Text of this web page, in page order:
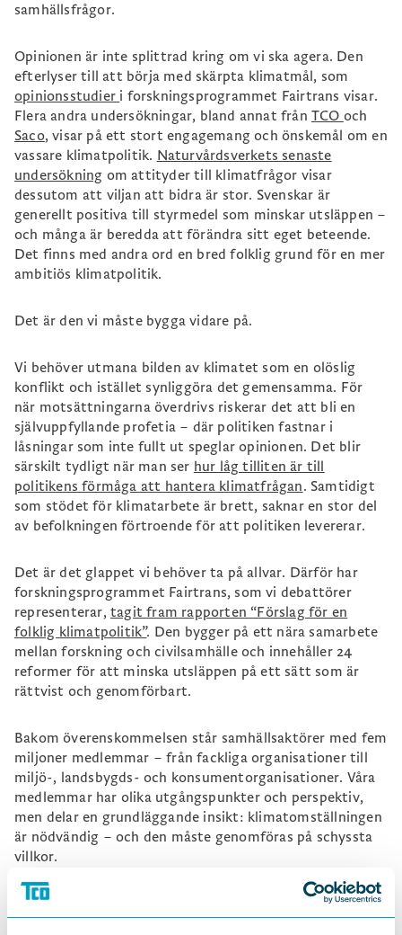
samhällsfrågor.
Opinionen är inte splittrad kring om vi ska agera. Den
efterlyser till att börja med skärpta klimatmål, som
opinionsstudier i forskningsprogrammet Fairtrans visar.
Flera andra undersökningar, bland annat frånTCO och
Saco, visar på ett stort engagemang och önskemål om en
vassare klimatpolitik. Naturvårdsverkets senaste
undersökning om attityder till klimatfrågor visar
dessutom att viljan att bidra är stor. Svenskar är
generellt positiva till styrmedel som minskar utsläppen –
och många är beredda att förändra sitt eget beteende.
Det finns med andra ord en bred folklig grund för en mer
ambitiös klimatpolitik.
Det är den vi måste bygga vidare på.
Vi behöver utmana bilden av klimatet som en olöslig
konflikt och istället synliggöra det gemensamma. För
när motsättningarna överdrivs riskerar det att bli en
självuppfyllande profetia – där politiken fastnar i
låsningar som inte fullt ut speglar opinionen. Det blir
särskilt tydligt när man ser hur låg tilliten är till
politikens förmåga att hantera klimatfrågan. Samtidigt
som stödet för klimatarbete är brett, saknar en stor del
av befolkningen förtroende för att politiken levererar.
Det är det glappet vi behöver ta på allvar. Därför har
forskningsprogrammet Fairtrans, som vi debattörer
representerar, tagit fram rapporten “Förslag för en
folklig klimatpolitik”. Den bygger på ett nära samarbete
mellan forskning och civilsamhälle och innehåller 24
reformer för att minska utsläppen på ett sätt som är
rättvist och genomförbart.
Bakom överenskommelsen står samhällsaktörer med fem
miljoner medlemmar – från fackliga organisationer till
miljö-, landsbygds- och konsumentorganisationer. Våra
medlemmar har olika utgångspunkter och perspektiv,
men delar en grundläggande insikt: klimatomställningen
är nödvändig – och den måste genomföras på schyssta
villkor.
Våra förslag visar att det finns en annan väg framåt än
den som ofta dominerar klimatdebatten. En där